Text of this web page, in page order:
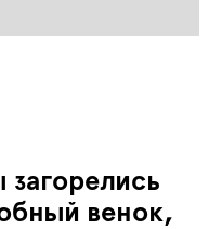
загорелись
венок,